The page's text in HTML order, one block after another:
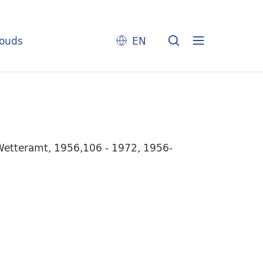
EN
1956,106 - 1972, 1956-